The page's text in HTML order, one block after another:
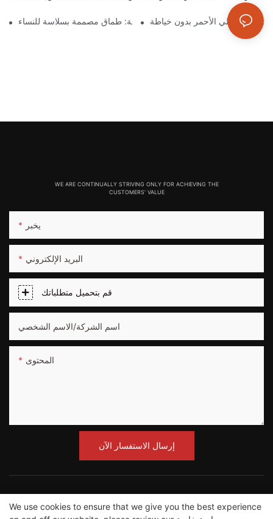
الكشف عن الراحة المطلقة: طماق مصممة بسلاسة للنساء
WE ARE CONTINUALLY STRIVING ONLY FOR ACHIEVING THE
CUSTOMERS' VALUE
يخبر
البريد الإلكتروني
قم بتحميل متطلباتك
اسم الشركة/الاسم الشخصي
المحتوى
إرسال الاستفسار الآن
We use cookies to ensure that we give you the best experience